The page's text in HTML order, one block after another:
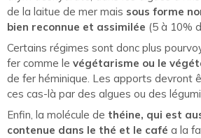
de la laitue de mer mais sous forme
bien reconnue et assimilée (5 à 10%
Certains régimes sont donc plus
fer comme le végétarisme ou le
de fer héminique. Les apports devront
ces cas-là par des algues ou des
Enfin, la molécule de théine, qui est
contenue dans le thé et le café a la